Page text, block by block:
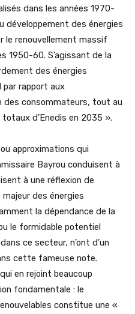
dans les années 1970-
développement des énergies
le renouvellement massif
1950-60. S’agissant de la
des énergies
par rapport aux
consommateurs, tout au
d’Enedis en 2035 ».
approximations qui
Bayrou conduisent à
à une réflexion de
des énergies
la dépendance de la
le formidable potentiel
ce secteur, n’ont d’un
cette fameuse note.
en rejoint beaucoup
fondamentale : le
constitue une «